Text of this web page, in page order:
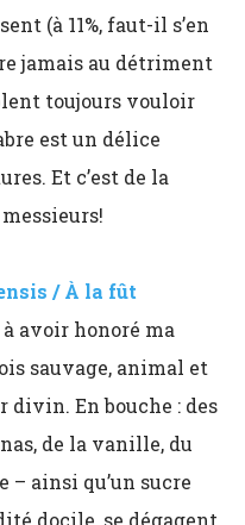
(à 11%, faut-il s’en
jamais au détriment
toujours vouloir
est un délice
Et c’est de la
/ À la fût
avoir honoré ma
sauvage, animal et
divin. En bouche : des
de la vanille, du
– ainsi qu’un sucre
docile, se dégagent